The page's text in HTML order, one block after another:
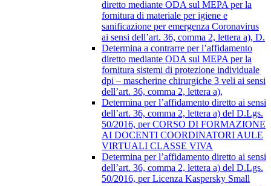
diretto mediante ODA sul MEPA per la
fornitura di materiale per igiene e
sanificazione per emergenza Coronavirus
ai sensi dell’art. 36, comma 2, lettera a), D.
Determina a contrarre per l’affidamento
diretto mediante ODA sul MEPA per la
fornitura sistemi di protezione individuale
dpi – mascherine chirurgiche 3 veli ai sensi
dell’art. 36, comma 2, lettera a),
Determina per l’affidamento diretto ai sensi
dell’art. 36, comma 2, lettera a) del D.Lgs.
50/2016, per CORSO DI FORMAZIONE
AI DOCENTI COORDINATORI AULE
VIRTUALI CLASSE VIVA
Determina per l’affidamento diretto ai sensi
dell’art. 36, comma 2, lettera a) del D.Lgs.
50/2016, per Licenza Kaspersky Small